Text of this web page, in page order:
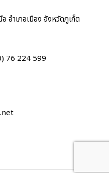
อำเภอเมือง จังหวัดภูเก็ต
76 224 599